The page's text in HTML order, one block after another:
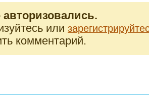
или
комментарий.